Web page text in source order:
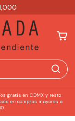
gratis en CDMX y resto
en compras mayores a